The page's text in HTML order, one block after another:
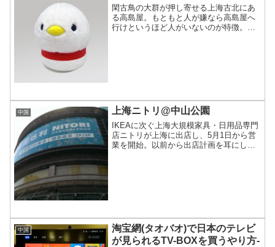
閑古鳥の大群が押し寄せる上海古北にあ
る高島屋。もともと人が嫌なら高島屋へ
行けというほど人がいないのが特徴。な
中国 上海ニトリ@中山公園
IKEAに次ぐ上海大規模家具・日用品専門
店ニトリが上海に出店し、5月1日から営
業を開始。以前から出店計画を耳にして
中国
淘宝網(タオバオ)で日本のテレビ
が見られるTV-BOXを買うやり方-